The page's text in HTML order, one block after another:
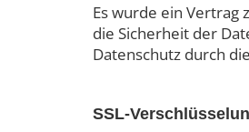
Es wurde ein Vertrag
die Sicherheit der
Datenschutz durch
SSL-